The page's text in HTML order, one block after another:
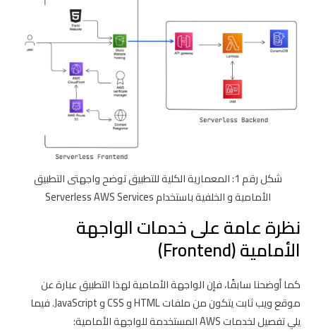
شكل رقم 1: المعمارية الكلية للتطبيق توضح واجهتى التطبيق
الأمامية و الخلفية باستخدام Serverless AWS Services
نظرة عامة على خدمات الواجهة
الأمامية (Frontend)
كما أوضحنا سابقًا، فإن الواجهة الأمامية لهذا التطبيق عبارة عن
موقع ويب ثابت يتكون من ملفات HTML و CSS و JavaScript. فيما
يلي تفصيل لخدمات AWS المستخدمة للواجهة الأمامية: